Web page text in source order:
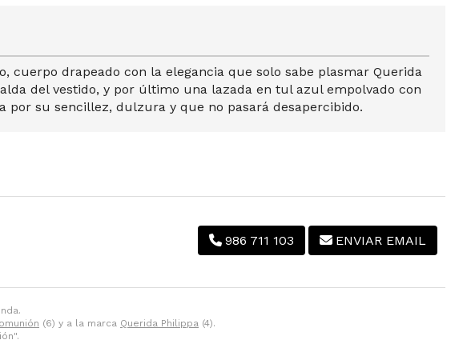
(6) y a la marca Querida Philippa (4).
cuerpo drapeado con la elegancia que solo sabe plasmar Querida
del vestido, y por último una lazada en tul azul empolvado con
su sencillez, dulzura y que no pasará desapercibido.
986 711 103 ENVIAR EMAIL